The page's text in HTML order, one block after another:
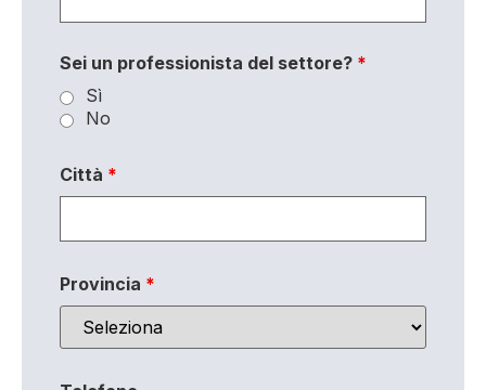
Sei un professionista del settore? *
Sì
No
Città *
Provincia *